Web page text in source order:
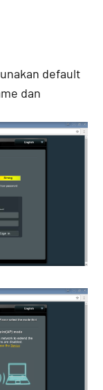
default
dan